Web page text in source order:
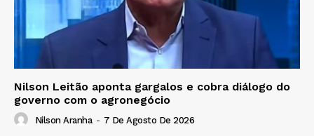
Nilson Leitão aponta gargalos e cobra diálogo do
governo com o agronegócio
Nilson Aranha - 7 De Agosto De 2026